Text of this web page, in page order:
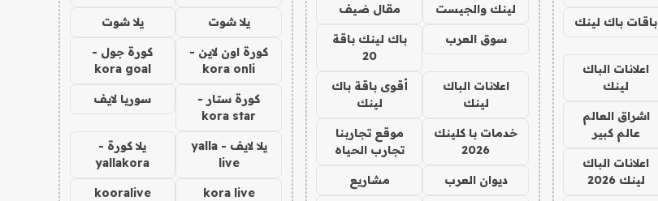
باقات باك لينك
اعلانات الباك
لينك
اشراق العالم
عالم كبير
اعلانات الباك
لينك 2026
لينك والجيست
مقال ضيف
سوق العرب
باك لينك باقة
20
اعلانات الباك
لينك
أقوى باقة باك
لينك
خدمات با كلينك
2026
موقع تجاربنا
تجارب الحياه
ديوان العرب مشاريع
يلا شوت يلا شوت
كورة اون لاين -
kora onli
كورة جول -
kora goal
كورة ستار -
kora star
سوريا لايف
يلا لايف - yalla
live
يلا كورة -
yallakora
kora live
kooralive